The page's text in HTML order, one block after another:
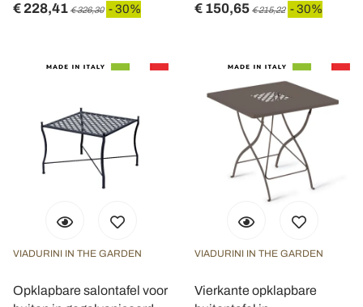
€ 228,41 € 326,30 - 30% € 150,65 € 215,22 - 30%
VIADURINI IN THE GARDEN
Opklapbare salontafel voor
VIADURINI IN THE GARDEN
Vierkante opklapbare